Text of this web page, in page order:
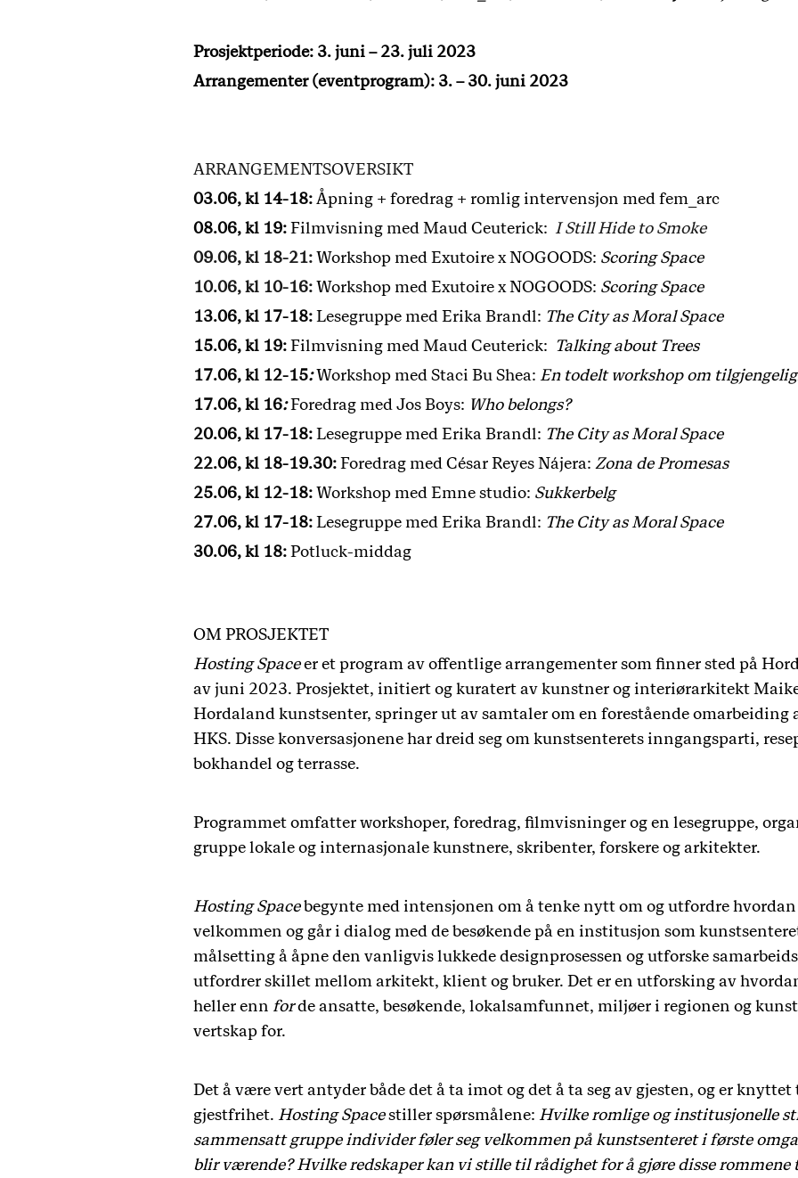
Prosjektperiode: 3. juni – 23. juli 2023
Arrangementer (eventprogram): 3. – 30. juni 2023
ARRANGEMENTSOVERSIKT
03.06, kl 14-18:Åpning + foredrag + romlig intervensjon med fem_arc
08.06, kl 19:Filmvisning med Maud Ceuterick: I Still Hide to Smoke
09.06, kl 18-21:Workshop med Exutoire x NOGOODS: Scoring Space
10.06, kl 10-16:Workshop med Exutoire x NOGOODS: Scoring Space
13.06, kl 17-18:Lesegruppe med Erika Brandl: The City as Moral Space
15.06, kl 19:Filmvisning med Maud Ceuterick: Talking about Trees
17.06, kl 12-15:Workshop med Staci Bu Shea: En todelt workshop om
17.06, kl 16:Foredrag med Jos Boys: Who belongs?
20.06, kl 17-18:Lesegruppe med Erika Brandl: The City as Moral Space
22.06, kl 18-19.30:Foredrag med César Reyes Nájera: Zona de Promesas
25.06, kl 12-18:Workshop med Emne studio: Sukkerbelg
27.06, kl 17-18:Lesegruppe med Erika Brandl: The City as Moral Space
30.06, kl 18:Potluck-middag
OM PROSJEKTET
Hosting Spaceer et program av offentlige arrangementer som finner sted på
av juni 2023. Prosjektet, initiert og kuratert av kunstner og interiørarkitekt
Hordaland kunstsenter, springer ut av samtaler om en forestående omarbeiding
HKS. Disse konversasjonene har dreid seg om kunstsenterets inngangsparti,
bokhandel og terrasse.
Programmet omfatter workshoper, foredrag, filmvisninger og en lesegruppe,
gruppe lokale og internasjonale kunstnere, skribenter, forskere og arkitekter.
Hosting Spacebegynte med intensjonen om å tenke nytt om og utfordre
velkommen og går i dialog med de besøkende på en institusjon som
målsetting å åpne den vanligvis lukkede designprosessen og utforske
utfordrer skillet mellom arkitekt, klient og bruker. Det er en utforsking av
heller enn forde ansatte, besøkende, lokalsamfunnet, miljøer i regionen og
vertskap for.
Det å være vert antyder både det å ta imot og det å ta seg av gjesten, og er
gjestfrihet. Hosting Spacestiller spørsmålene: Hvilke romlige og institusjonelle
sammensatt gruppe individer føler seg velkommen på kunstsenteret i første
blir værende? Hvilke redskaper kan vi stille til rådighet for å gjøre disse rommene